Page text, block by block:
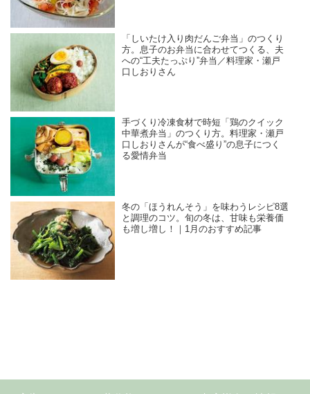
「しいたけ入り肉だんご弁当」のつくり
方。息子のお弁当に合わせてつくる、夫
への“工夫たっぷり”弁当／料理家・瀬戸
口しおりさん
手づくり冷凍食材で時短「鶏のクイック
中華煮弁当」のつくり方。料理家・瀬戸
口しおりさんが“食べ盛り”の息子につく
る愛情弁当
冬の「ほうれんそう」を味わうレシピ8選
と調理のコツ。旬の冬は、甘味も栄養価
も増し増し！｜1月のおすすめ記事